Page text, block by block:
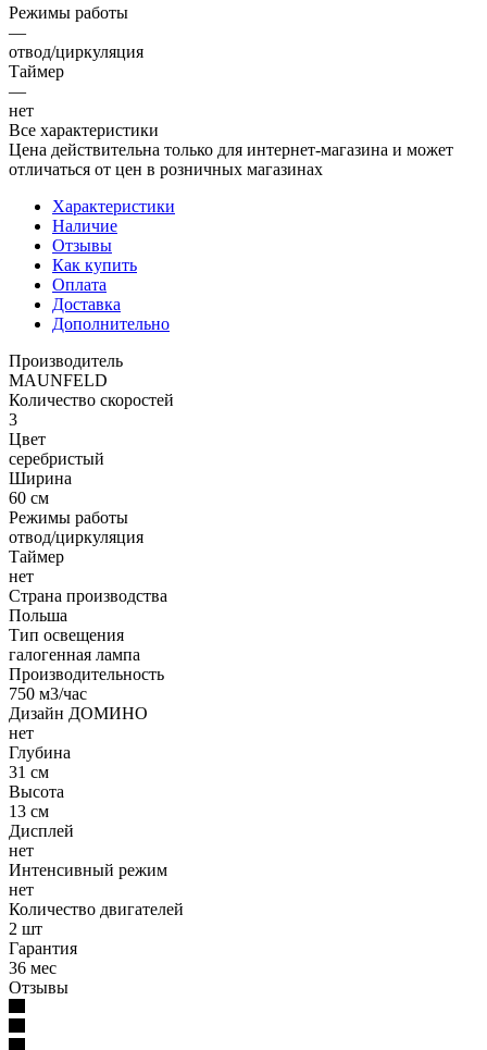
Режимы работы
—
отвод/циркуляция
Таймер
—
нет
Все характеристики
Цена действительна только для интернет-магазина и может
отличаться от цен в розничных магазинах
Характеристики
Наличие
Отзывы
Как купить
Оплата
Доставка
Дополнительно
Производитель
MAUNFELD
Количество скоростей
3
Цвет
серебристый
Ширина
60 см
Режимы работы
отвод/циркуляция
Таймер
нет
Страна производства
Польша
Тип освещения
галогенная лампа
Производительность
750 м3/час
Дизайн ДОМИНО
нет
Глубина
31 см
Высота
13 см
Дисплей
нет
Интенсивный режим
нет
Количество двигателей
2 шт
Гарантия
36 мес
Отзывы